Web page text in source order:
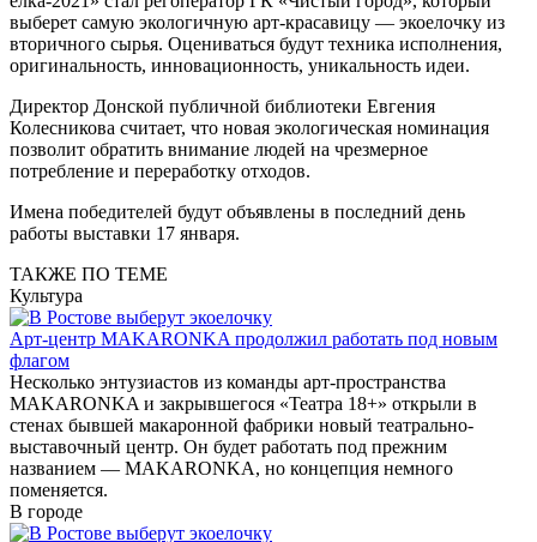
выберет самую экологичную арт-красавицу — экоелочку из
вторичного сырья. Оцениваться будут техника исполнения,
оригинальность, инновационность, уникальность идеи.
Директор Донской публичной библиотеки Евгения
Колесникова считает, что новая экологическая номинация
позволит обратить внимание людей на чрезмерное
потребление и переработку отходов.
Имена победителей будут объявлены в последний день
работы выставки 17 января.
ТАКЖЕ ПО ТЕМЕ
Культура
Арт-центр MAKARONKA продолжил работать под новым
флагом
Несколько энтузиастов из команды арт-пространства
MAKARONKA и закрывшегося «Театра 18+» открыли в
стенах бывшей макаронной фабрики новый театрально-
выставочный центр. Он будет работать под прежним
названием — MAKARONKA, но концепция немного
поменяется.
В городе